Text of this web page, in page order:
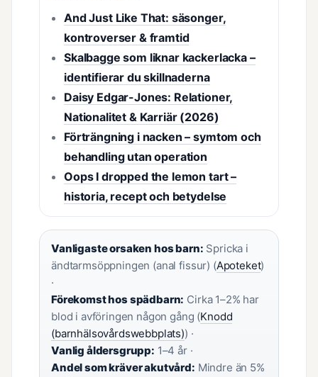
And Just Like That: säsonger,
kontroverser & framtid
Skalbagge som liknar kackerlacka –
identifierar du skillnaderna
Daisy Edgar-Jones: Relationer,
Nationalitet & Karriär (2026)
Förträngning i nacken – symtom och
behandling utan operation
Oops I dropped the lemon tart –
historia, recept och betydelse
Vanligaste orsaken hos barn: Spricka i
ändtarmsöppningen (anal fissur) (Apoteket)
·
Förekomst hos spädbarn: Cirka 1–2% har
blod i avföringen någon gång (Knodd
(barnhälsovårdswebbplats)) ·
Vanlig åldersgrupp: 1–4 år ·
Andel som kräver akutvård: Mindre än 5%